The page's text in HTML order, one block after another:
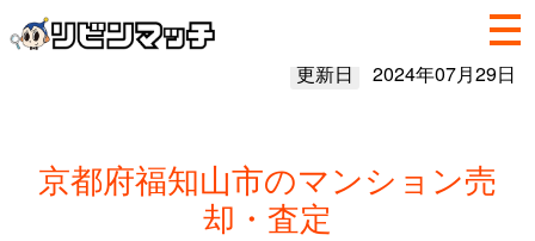
更新日 2024年07月29日
京都府福知山市のマンション売
却・査定